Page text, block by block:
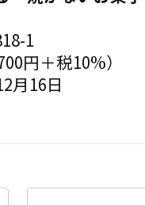
1
円＋税10%）
月16日